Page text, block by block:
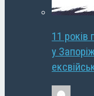
11 років
у